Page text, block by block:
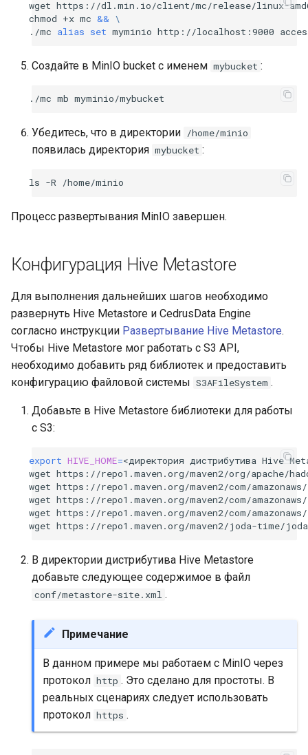
wget https://dl.min.io/client/mc/release/linux-
chmod +x mc && \
./mc alias set myminio http://localhost:9000
Создайте в MinIO bucket с именем mybucket :
./mc mb
Убедитесь, что в директории /home/minio
появилась директория mybucket :
ls -R
Процесс развертывания MinIO завершен.
Конфигурация Hive Metastore
Для выполнения дальнейших шагов необходимо
развернуть Hive Metastore и CedrusData Engine
согласно инструкции Развертывание Hive Metastore.
Чтобы Hive Metastore мог работать с S3 API,
необходимо добавить ряд библиотек и предоставить
конфигурацию файловой системы S3AFileSystem .
Добавьте в Hive Metastore библиотеки для работы
с S3:
export HIVE_HOME=<директория дистрибутива Hive
wget https://repo1.maven.org/maven2/org/apache/
wget https://repo1.maven.org/maven2/com/
wget https://repo1.maven.org/maven2/com/
wget https://repo1.maven.org/maven2/com/
wget https://repo1.maven.org/maven2/joda-time/
В директории дистрибутива Hive Metastore
добавьте следующее содержимое в файл
conf/metastore-site.xml .
Примечание
В данном примере мы работаем с MinIO через
протокол http . Это сделано для простоты. В
реальных сценариях следует использовать
протокол https .